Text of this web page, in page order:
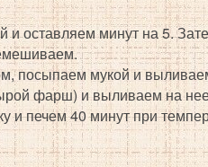
оставляем минут на 5.
посыпаем мукой и
фарш) и выливаем на
и печем 40 минут при